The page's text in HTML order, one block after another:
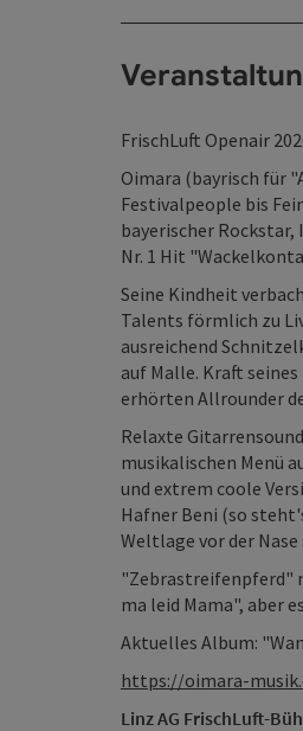
FrischLuft Openair
Oimara (bayrisch für
Festivalpeople bis
bayerischer
Nr. 1 Hit
Seine Kindheit
Talents förmlich zu
ausreichend
auf Malle. Kraft
erhörten Allrounder
Relaxte
musikalischen Menü
und extrem coole
Hafner Beni (so
Weltlage vor der
"Zebrastreifenpferd"
ma leid Mama", aber
Aktuelles Album:
https://oimara-
Linz AG FrischLuft-